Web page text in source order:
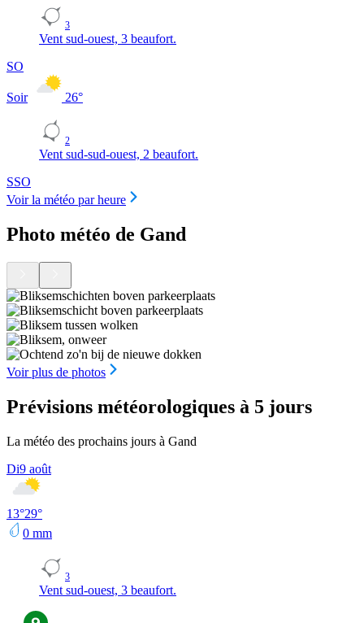
3
Vent sud-ouest, 3 beaufort.
SO
Soir 26°
2
Vent sud-sud-ouest, 2 beaufort.
SSO
Voir la météo par heure
Photo météo de Gand
Voir plus de photos
Prévisions météorologiques à 5 jours
La météo des prochains jours à Gand
Di9 août
13°29°
0 mm
3
Vent sud-ouest, 3 beaufort.